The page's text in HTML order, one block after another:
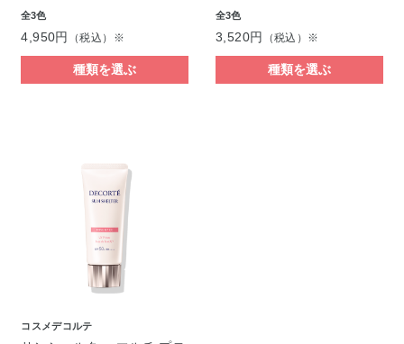
全3色
4,950円 （税込）※
種類を選ぶ
全3色
3,520円 （税込）※
種類を選ぶ
コスメデコルテ